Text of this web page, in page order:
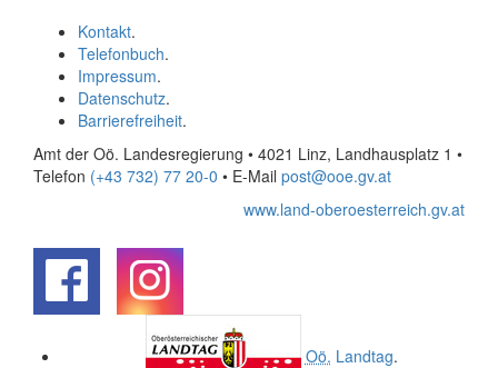
Kontakt.
Telefonbuch.
Impressum.
Datenschutz.
Barrierefreiheit.
Amt der Oö. Landesregierung • 4021 Linz, Landhausplatz 1 •
Telefon (+43 732) 77 20-0 • E-Mail post@ooe.gv.at
www.land-oberoesterreich.gv.at
Oö. Landtag.